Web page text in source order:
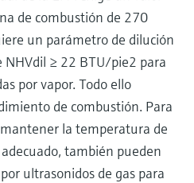
de combustión de 270
un parámetro de dilución
NHVdil ≥ 22 BTU/pie2 para
por vapor. Todo ello
de combustión. Para
la temperatura de
también pueden
ultrasonidos de gas para